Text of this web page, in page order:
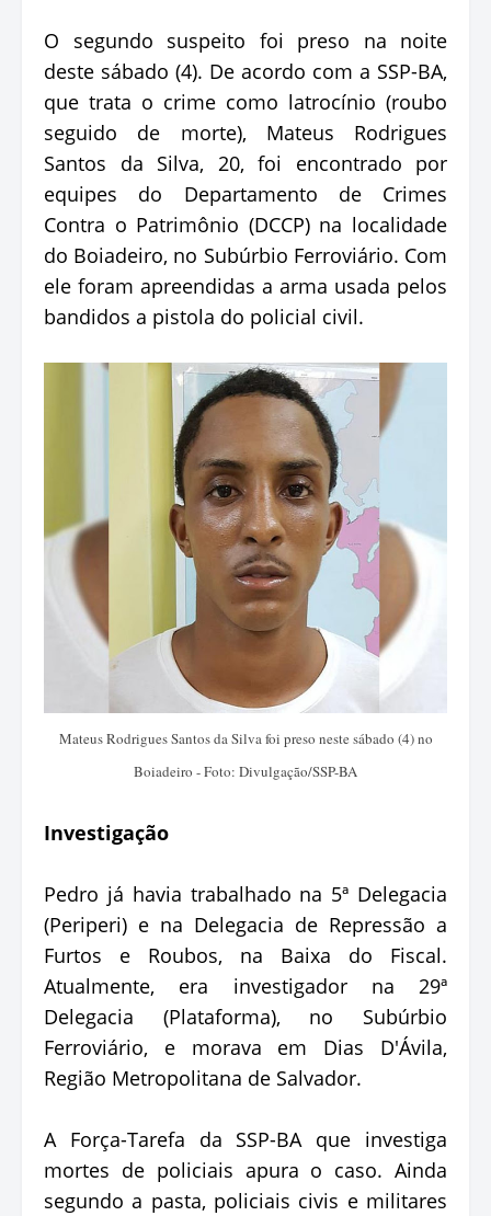
O segundo suspeito foi preso na noite
deste sábado (4). De acordo com a SSP-BA,
que trata o crime como latrocínio (roubo
seguido de morte), Mateus Rodrigues
Santos da Silva, 20, foi encontrado por
equipes do Departamento de Crimes
Contra o Patrimônio (DCCP) na localidade
do Boiadeiro, no Subúrbio Ferroviário. Com
ele foram apreendidas a arma usada pelos
bandidos a pistola do policial civil.
Mateus Rodrigues Santos da Silva foi preso neste sábado (4) no
Boiadeiro - Foto: Divulgação/SSP-BA
Investigação
Pedro já havia trabalhado na 5ª Delegacia
(Periperi) e na Delegacia de Repressão a
Furtos e Roubos, na Baixa do Fiscal.
Atualmente, era investigador na 29ª
Delegacia (Plataforma), no Subúrbio
Ferroviário, e morava em Dias D'Ávila,
Região Metropolitana de Salvador.
A Força-Tarefa da SSP-BA que investiga
mortes de policiais apura o caso. Ainda
segundo a pasta, policiais civis e militares